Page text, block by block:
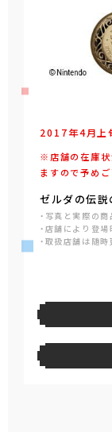
2017年4月 上
※店舗の在庫状
ますので予めご
ゼルダの伝説
・写真と実際の
・店舗により登
・取扱店舗は随